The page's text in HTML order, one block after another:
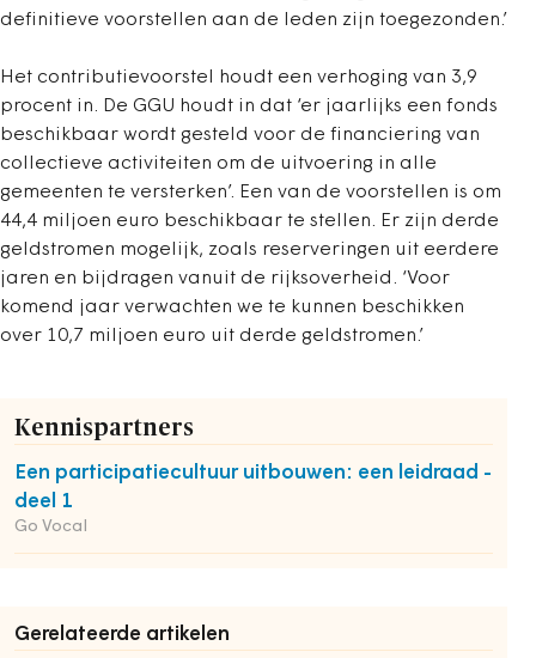
definitieve voorstellen aan de leden zijn toegezonden.’
Het contributievoorstel houdt een verhoging van 3,9
procent in. De GGU houdt in dat ‘er jaarlijks een fonds
beschikbaar wordt gesteld voor de financiering van
collectieve activiteiten om de uitvoering in alle
gemeenten te versterken’. Een van de voorstellen is om
44,4 miljoen euro beschikbaar te stellen. Er zijn derde
geldstromen mogelijk, zoals reserveringen uit eerdere
jaren en bijdragen vanuit de rijksoverheid. ‘Voor
komend jaar verwachten we te kunnen beschikken
over 10,7 miljoen euro uit derde geldstromen.’
Kennispartners
Een participatiecultuur uitbouwen: een leidraad -
deel 1
Go Vocal
Gerelateerde artikelen